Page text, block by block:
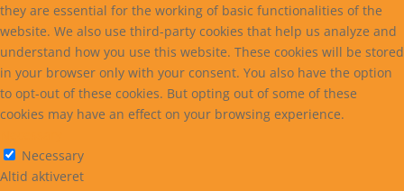
they are essential for the working of basic functionalities of the
website. We also use third-party cookies that help us analyze and
understand how you use this website. These cookies will be stored
in your browser only with your consent. You also have the option
to opt-out of these cookies. But opting out of some of these
cookies may have an effect on your browsing experience.
Necessary
Altid aktiveret